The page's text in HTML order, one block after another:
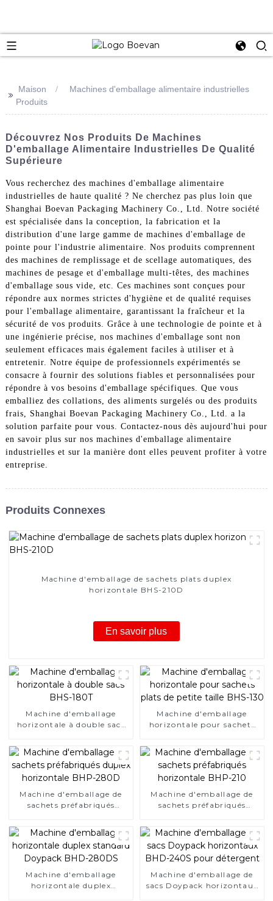
>> Maison
Machines d'emballage alimentaire industrielles
Produits
Découvrez Nos Produits De Machines
D'emballage Alimentaire Industrielles De Qualité
Supérieure
Vous recherchez des machines d'emballage alimentaire
industrielles de haute qualité ? Ne cherchez pas plus loin que
Shanghai Boevan Packaging Machinery Co., Ltd. Notre société
est spécialisée dans la conception, la fabrication et la
distribution d'une large gamme de machines d'emballage de
pointe pour l'industrie alimentaire. Nos produits comprennent
des machines de remplissage et de scellage automatiques, des
machines de pesage et d'emballage multi-têtes, des machines
d'emballage sous vide, etc. Ces machines sont conçues pour
répondre aux normes strictes d'hygiène et de qualité requises
pour l'emballage alimentaire, garantissant la fraîcheur et la
sécurité de vos produits. Grâce à une technologie de pointe et à
une ingénierie précise, nos machines d'emballage sont non
seulement efficaces mais également faciles à utiliser et à
entretenir. Notre équipe de professionnels expérimentés se
consacre à fournir des solutions fiables et personnalisées pour
répondre à vos besoins d'emballage spécifiques. Que vous
emballiez des collations, des aliments surgelés ou des produits
frais, Shanghai Boevan Packaging Machinery Co., Ltd. a la
solution parfaite pour vous. Contactez-nous dès aujourd'hui pour
en savoir plus sur nos machines d'emballage alimentaire
industrielles et sur la manière dont elles peuvent profiter à votre
entreprise.
Produits Connexes
Machine d'emballage de sachets plats duplex
horizontale BHS-210D
En savoir plus
Machine d'emballage
horizontale à double sacs
Machine d'emballage
horizontale pour sachets
Machine d'emballage de
sachets préfabriqués
Machine d'emballage de
sachets préfabriqués
Machine d'emballage
horizontale duplex
Machine d'emballage de
sacs Doypack horizontaux